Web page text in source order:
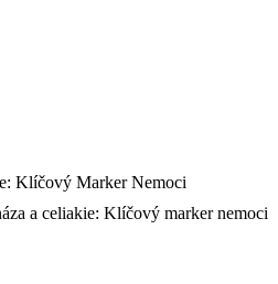
a celiakie: Klíčový marker nemoci